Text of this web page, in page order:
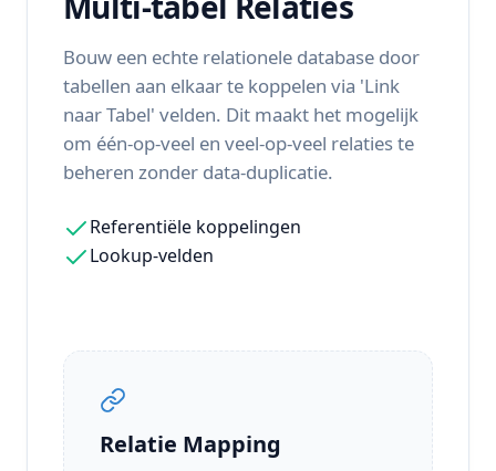
Bouw een echte relationele database door
tabellen aan elkaar te koppelen via 'Link
naar Tabel' velden. Dit maakt het mogelijk
om één-op-veel en veel-op-veel relaties te
beheren zonder data-duplicatie.
Referentiële koppelingen
Lookup-velden
Relatie Mapping